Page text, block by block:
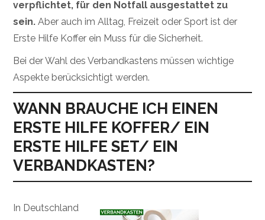
verpflichtet, für den Notfall ausgestattet zu
sein. Aber auch im Alltag, Freizeit oder Sport ist der
Erste Hilfe Koffer ein Muss für die Sicherheit.
Bei der Wahl des Verbandkastens müssen wichtige
Aspekte berücksichtigt werden.
WANN BRAUCHE ICH EINEN
ERSTE HILFE KOFFER/ EIN
ERSTE HILFE SET/ EIN
VERBANDKASTEN?
In Deutschland